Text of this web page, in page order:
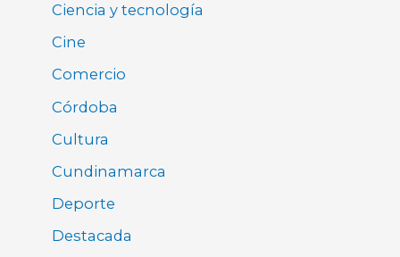
Ciencia y tecnología
Cine
Comercio
Córdoba
Cultura
Cundinamarca
Deporte
Destacada